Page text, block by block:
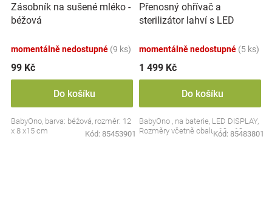
Zásobník na sušené mléko -
béžová
momentálně nedostupné (9 ks)
99 Kč
Do košíku
BabyOno, barva: béžová, rozměr: 12
x 8 x15 cm
Kód: 85453901
Přenosný ohřívač a
sterilizátor lahví s LED
momentálně nedostupné (5 ks)
1 499 Kč
Do košíku
BabyOno , na baterie, LED DISPLAY,
Rozměry včetně obalu: 19 x 13 cm.
Kód: 85483801